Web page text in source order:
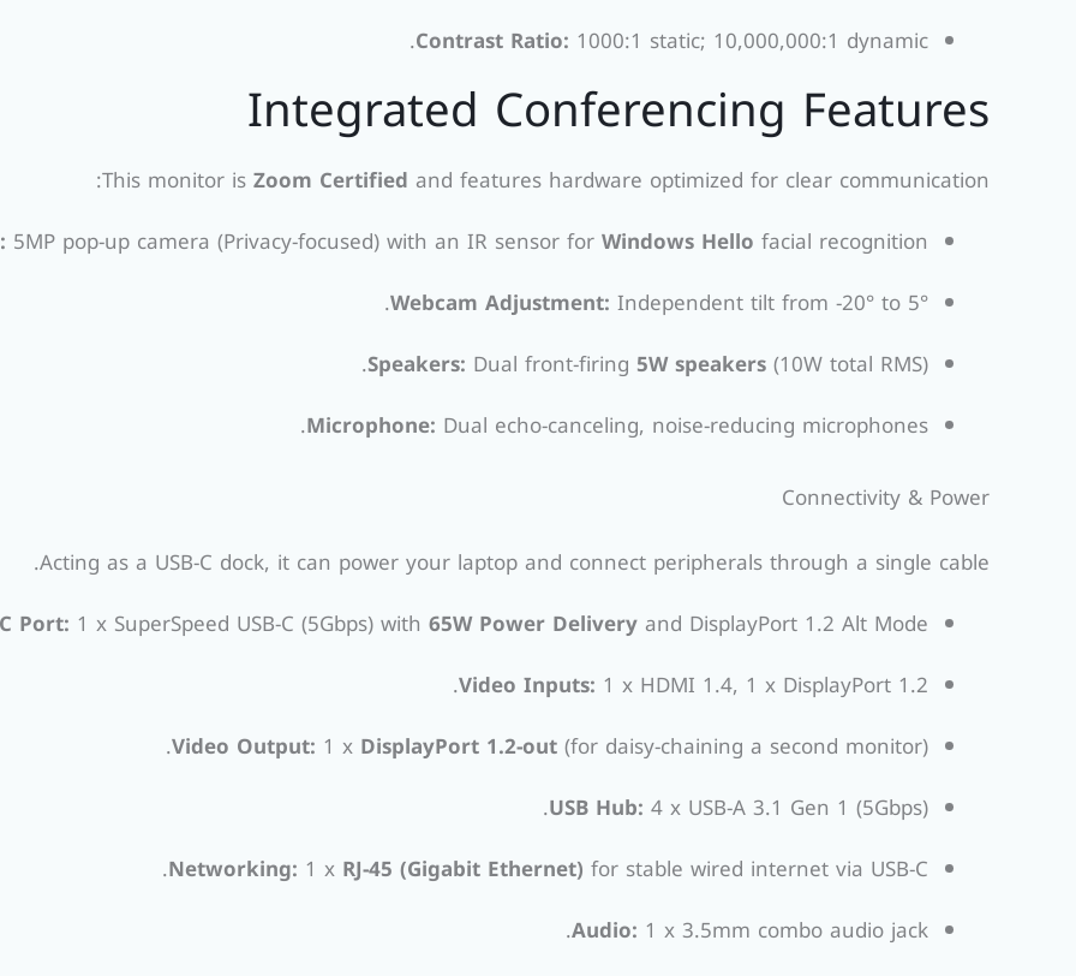
Contrast Ratio: 1000:1 static; 10,000,000:1 dynamic.
Integrated Conferencing Features
This monitor isZoom Certified and features hardware optimized for clear communication:
5MP pop-up camera (Privacy-focused) with an IR sensor forWindows Hello facial recognition.
Webcam Adjustment: Independent tilt from -20° to 5°.
Speakers: Dual front-firing 5W speakers(10W total RMS).
Microphone: Dual echo-canceling, noise-reducing microphones.
Connectivity & Power
Acting as a USB-C dock, it can power your laptop and connect peripherals through a single cable.
Port: 1 x SuperSpeed USB-C (5Gbps) with 65W Power Delivery and DisplayPort 1.2 Alt Mode.
Video Inputs: 1 x HDMI 1.4, 1 x DisplayPort 1.2.
Video Output: 1 x DisplayPort 1.2-out(for daisy-chaining a second monitor).
USB Hub: 4 x USB-A 3.1 Gen 1 (5Gbps).
Networking: 1 x RJ-45 (Gigabit Ethernet) for stable wired internet via USB-C.
Audio: 1 x 3.5mm combo audio jack.